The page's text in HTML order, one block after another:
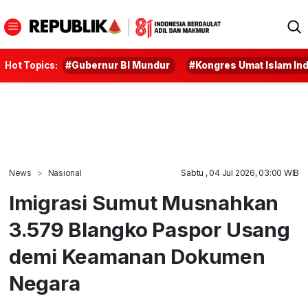
Hot Topics: #Gubernur BI Mundur #Kongres Umat Islam
News Nasional Sabtu , 04 Jul 2026, 03:00 WIB
Imigrasi Sumut Musnahkan
3.579 Blangko Paspor Usang
demi Keamanan Dokumen
Negara